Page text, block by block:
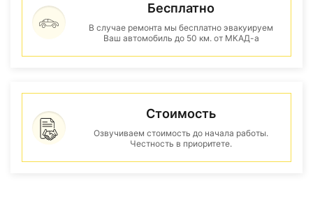
Бесплатно
В случае ремонта мы бесплатно эвакуируем
Ваш автомобиль до 50 км. от МКАД-а
Стоимость
Озвучиваем стоимость до начала работы.
Честность в приоритете.